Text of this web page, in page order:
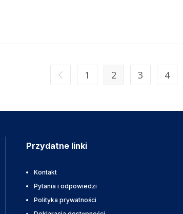
1 2 3 4
Przydatne linki
Kontakt
Pytania i odpowiedzi
Polityka prywatności